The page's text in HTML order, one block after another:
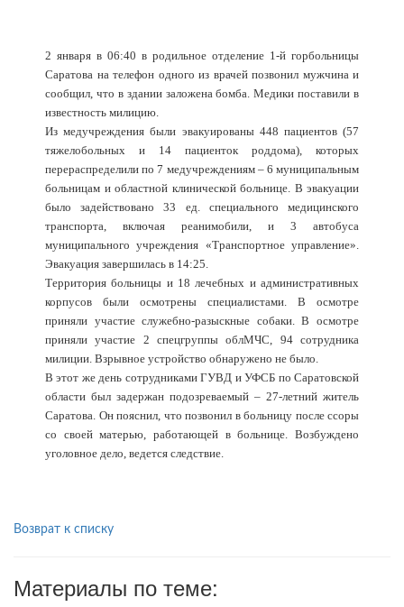
2 января в 06:40 в родильное отделение 1-й горбольницы
Саратова на телефон одного из врачей позвонил мужчина и
сообщил, что в здании заложена бомба. Медики поставили в
известность милицию.
Из медучреждения были эвакуированы 448 пациентов (57
тяжелобольных и 14 пациенток роддома), которых
перераспределили по 7 медучреждениям – 6 муниципальным
больницам и областной клинической больнице. В эвакуации
было задействовано 33 ед. специального медицинского
транспорта, включая реанимобили, и 3 автобуса
муниципального учреждения «Транспортное управление».
Эвакуация завершилась в 14:25.
Территория больницы и 18 лечебных и административных
корпусов были осмотрены специалистами. В осмотре
приняли участие служебно-разыскные собаки. В осмотре
приняли участие 2 спецгруппы облМЧС, 94 сотрудника
милиции. Взрывное устройство обнаружено не было.
В этот же день сотрудниками ГУВД и УФСБ по Саратовской
области был задержан подозреваемый – 27-летний житель
Саратова. Он пояснил, что позвонил в больницу после ссоры
со своей матерью, работающей в больнице. Возбуждено
уголовное дело, ведется следствие.
Возврат к списку
Материалы по теме: